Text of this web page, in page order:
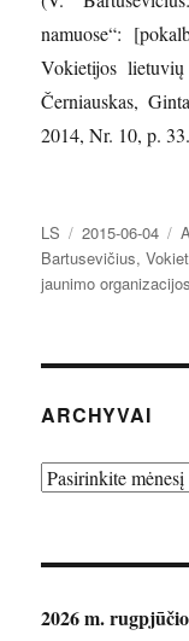
namuose“:
Vokietijos
Černiauskas,
2014, Nr. 10, p.
Autorius
LS Paskelbta
2015-06-04
Bartusevičius,
jaunimo organizacijos
ARCHYVAI
Archyvai
2026 m.